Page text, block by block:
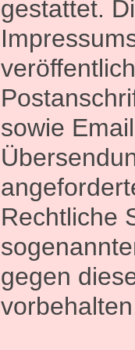
gestattet.
sowie
Rechtliche
gegen